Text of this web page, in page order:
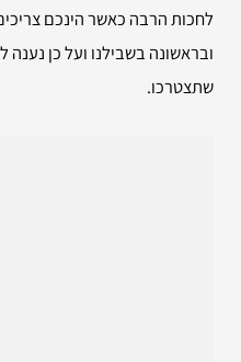
לחכות הרבה כאשר הינכם
ובראשונה בשבילנו ועל כן
שתצטרכו.